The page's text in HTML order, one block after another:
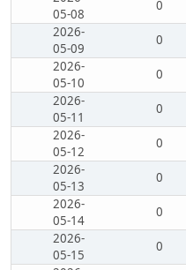
05-08
0
2026-
05-09
0
2026-
05-10
0
2026-
05-11
0
2026-
05-12
0
2026-
05-13
0
2026-
05-14
0
2026-
05-15
0